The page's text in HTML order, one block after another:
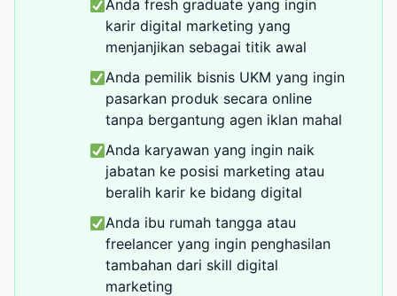
Anda fresh graduate yang ingin
karir digital marketing yang
menjanjikan sebagai titik awal
Anda pemilik bisnis UKM yang ingin
pasarkan produk secara online
tanpa bergantung agen iklan mahal
Anda karyawan yang ingin naik
jabatan ke posisi marketing atau
beralih karir ke bidang digital
Anda ibu rumah tangga atau
freelancer yang ingin penghasilan
tambahan dari skill digital
marketing